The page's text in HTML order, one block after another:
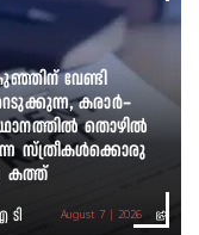
വേണ്ടി
കരാർ-
തൊഴിൽ
സ്ത്രീകൾക്കൊരു
കത്ത്
ടി August 7 | 2026